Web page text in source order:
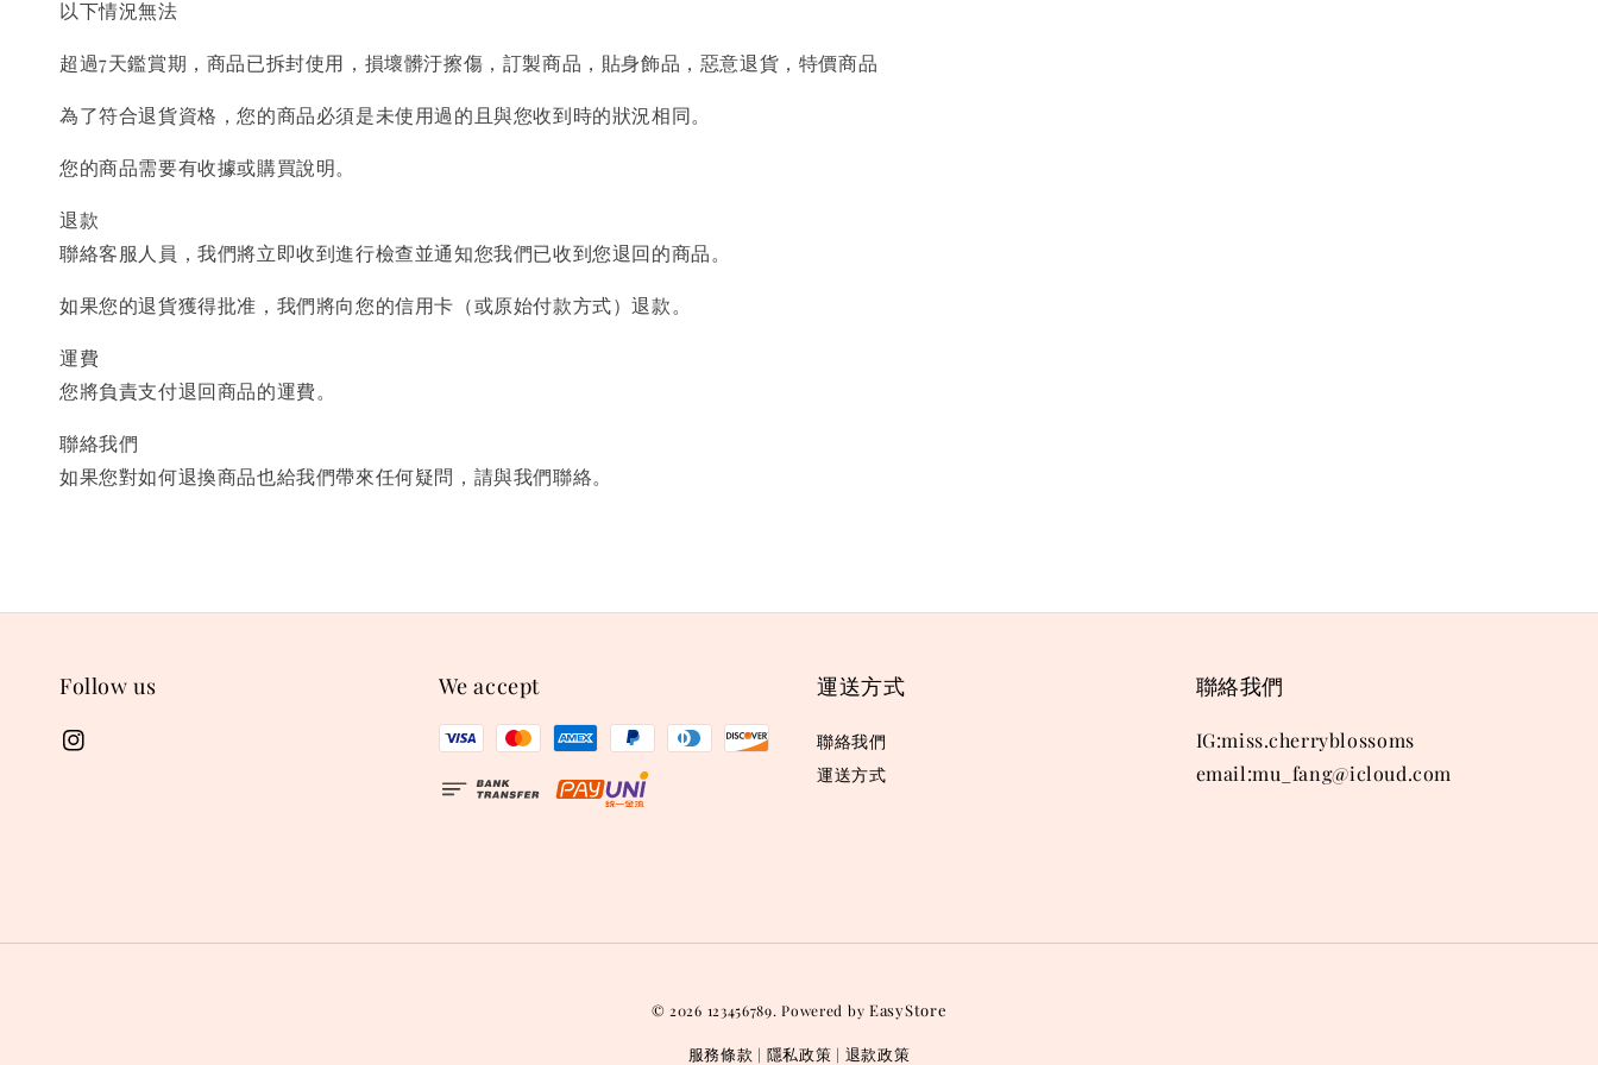
以下情況無法
超過7天鑑賞期，商品已拆封使用，損壞髒汙擦傷，訂製商品，貼身飾品，惡意退貨，特價商品
為了符合退貨資格，您的商品必須是未使用過的且與您收到時的狀況相同。
您的商品需要有收據或購買說明。
退款
聯絡客服人員，我們將立即收到進行檢查並通知您我們已收到您退回的商品。
如果您的退貨獲得批准，我們將向您的信用卡（或原始付款方式）退款。
運費
您將負責支付退回商品的運費。
聯絡我們
如果您對如何退換商品也給我們帶來任何疑問，請與我們聯絡。
Follow us We accept 運送方式
聯絡我們
運送方式
聯絡我們
IG:miss.cherryblossoms
email:mu_fang@icloud.com
© 2026 123456789. Powered by EasyStore
服務條款 | 隱私政策 | 退款政策